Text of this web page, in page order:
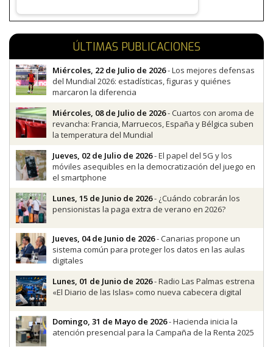
ÚLTIMAS PUBLICACIONES
Miércoles, 22 de Julio de 2026- Los mejores defensas
del Mundial 2026: estadísticas, figuras y quiénes
marcaron la diferencia
Miércoles, 08 de Julio de 2026- Cuartos con aroma de
revancha: Francia, Marruecos, España y Bélgica suben
la temperatura del Mundial
Jueves, 02 de Julio de 2026- El papel del 5G y los
móviles asequibles en la democratización del juego en
el smartphone
Lunes, 15 de Junio de 2026- ¿Cuándo cobrarán los
pensionistas la paga extra de verano en 2026?
Jueves, 04 de Junio de 2026- Canarias propone un
sistema común para proteger los datos en las aulas
digitales
Lunes, 01 de Junio de 2026- Radio Las Palmas estrena
«El Diario de las Islas» como nueva cabecera digital
Domingo, 31 de Mayo de 2026- Hacienda inicia la
atención presencial para la Campaña de la Renta 2025